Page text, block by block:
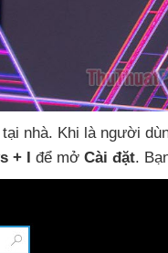
nhà. Khi là người
+ I để mở Cài đặt.